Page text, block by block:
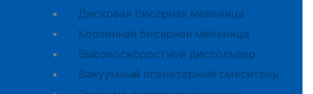
Дисковая бисерная мельница
Корзинная бисерная мельница
Высокоскоростной диссольвер
Вакуумный планетарный смеситель